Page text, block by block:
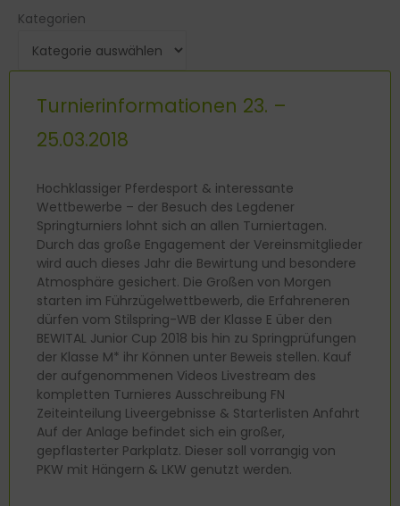
Kategorien
Kategorien
Turnierinformationen 23. –
25.03.2018
Hochklassiger Pferdesport & interessante
Wettbewerbe – der Besuch des Legdener
Springturniers lohnt sich an allen Turniertagen.
Durch das große Engagement der Vereinsmitglieder
wird auch dieses Jahr die Bewirtung und besondere
Atmosphäre gesichert. Die Großen von Morgen
starten im Führzügelwettbewerb, die Erfahreneren
dürfen vom Stilspring-WB der Klasse E über den
BEWITAL Junior Cup 2018 bis hin zu Springprüfungen
der Klasse M* ihr Können unter Beweis stellen. Kauf
der aufgenommenen Videos Livestream des
kompletten Turnieres Ausschreibung FN
Zeiteinteilung Liveergebnisse & Starterlisten Anfahrt
Auf der Anlage befindet sich ein großer,
gepflasterter Parkplatz. Dieser soll vorrangig von
PKW mit Hängern & LKW genutzt werden.